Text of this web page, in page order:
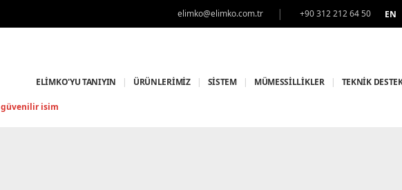
EN
elimko@elimko.com.tr | +90 312 212 64 50
ELİMKO'YU TANIYIN | ÜRÜNLERİMİZ | SİSTEM | MÜMESSİLLİKLER | TEKNİK
güvenilir isim